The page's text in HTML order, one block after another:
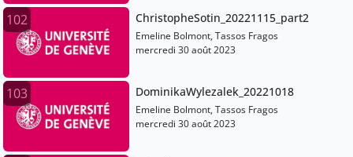
102 ChristopheSotin_20221115_part2
Emeline Bolmont, Tassos Fragos
mercredi 30 août 2023
103 DominikaWylezalek_20221018
Emeline Bolmont, Tassos Fragos
mercredi 30 août 2023